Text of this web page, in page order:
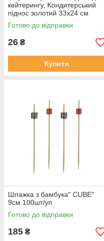
кейтерингу, Кондитерський
піднос золотий 33x24 см
Готово до відправки
26 ₴
Купити
Шпажка з бамбука" CUBE"
9см 100шт/уп
Готово до відправки
185 ₴